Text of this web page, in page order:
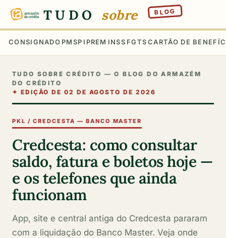
TUDO sobre BLOG
CONSIGNADO PMSP IPREM INSS FGTSCARTÃO DE
TUDO SOBRE CRÉDITO — O BLOG DO ARMAZÉM
DO CRÉDITO
✦ EDIÇÃO DE 02 DE AGOSTO DE 2026
PKL / CREDCESTA — BANCO MASTER
Credcesta: como consultar
saldo, fatura e boletos hoje —
e os telefones que ainda
funcionam
App, site e central antiga do Credcesta pararam
com a liquidação do Banco Master. Veja onde